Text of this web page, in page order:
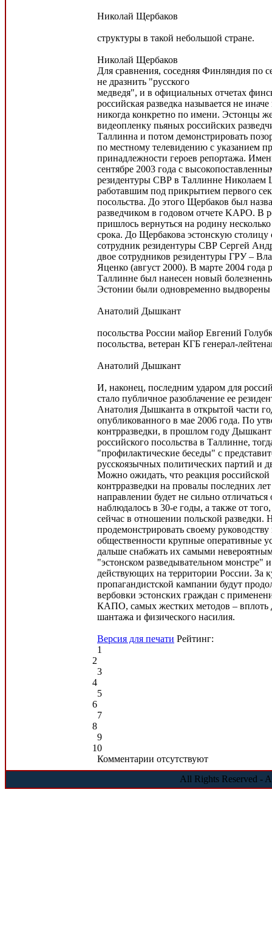
Николай Щербаков
структуры в такой небольшой стране.
Николай Щербаков
Для сравнения, соседняя Финляндия по
не дразнить "русского
медведя", и в официальных отчетах
российская разведка называется не
никогда конкретно по имени. Эстонцы
видеопленку пьяных российских
Таллинна и потом демонстрировать
по местному телевидению с указанием
принадлежности героев репортажа.
сентябре 2003 года с
резидентуры СВР в Таллинне Николаем
работавшим под прикрытием первого
посольства. До этого Щербаков был
разведчиком в годовом отчете KAPO. В
пришлось вернуться на родину
срока. До Щербакова эстонскую столицу
сотрудник резидентуры СВР Сергей
двое сотрудников резидентуры ГРУ –
Яценко (август 2000). В марте 2004 года
Таллинне был нанесен новый
Эстонии были одновременно выдворены
Анатолий Дышкант
посольства России майор Евгений
посольства, ветеран КГБ генерал-
Анатолий Дышкант
И, наконец, последним ударом для
стало публичное разоблачение ее
Анатолия Дышканта в открытой части
опубликованного в мае 2006 года. По
контрразведки, в прошлом году Дышкант
российского посольства в Таллинне,
"профилактические беседы" с
русскоязычных политических партий и
Можно ожидать, что реакция российской
контрразведки на провалы последних
направлении будет не сильно отличаться
наблюдалось в 30-е годы, а также от
сейчас в отношении польской разведки.
продемонстрировать своему
общественности крупные оперативные
дальше снабжать их самыми
"эстонском разведывательном монстре"
действующих на территории России. За
пропагандистской кампании будут
вербовки эстонских граждан с
КАПО, самых жестких методов – вплоть
шантажа и физического насилия.
Версия для печати Рейтинг:
1
2
3
4
5
6
7
8
9
10
Комментарии отсутствуют
All Rights Reserved -